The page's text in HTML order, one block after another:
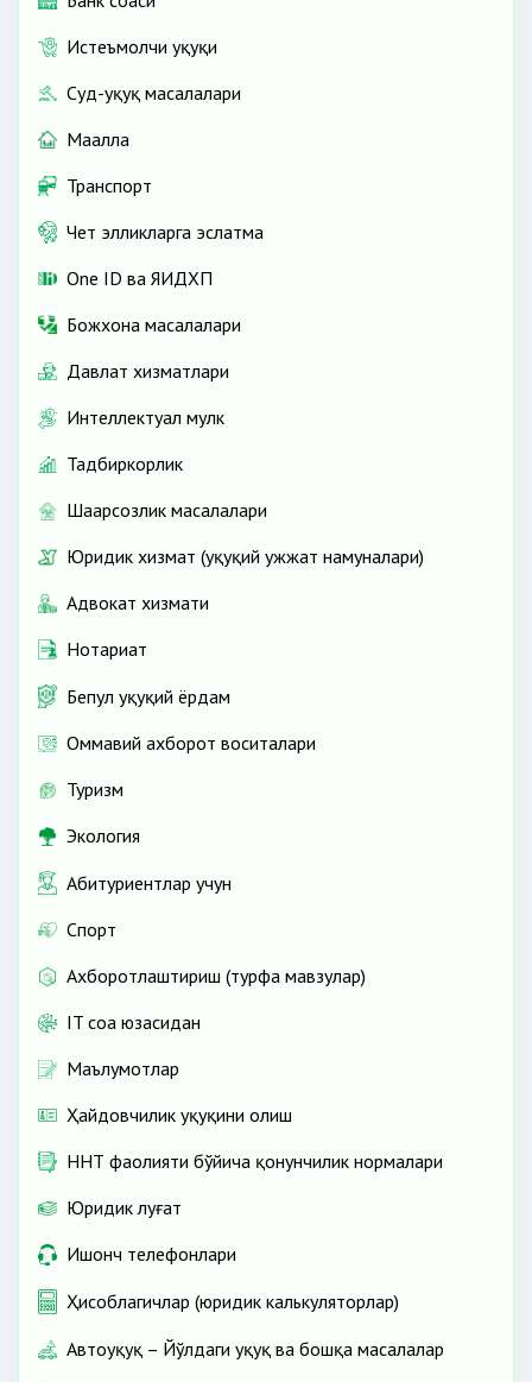
Истеъмолчи ҳуқуқи
Суд-ҳуқуқ масалалари
Маҳалла
Транспорт
Чет элликларга эслатма
One ID ва ЯИДХП
Божхона масалалари
Давлат хизматлари
Интеллектуал мулк
Тадбиркорлик
Шаҳарсозлик масалалари
Юридик хизмат (ҳуқуқий ҳужжат намуналари)
Адвокат хизмати
Нотариат
Бепул ҳуқуқий ёрдам
Оммавий ахборот воситалари
Туризм
Экология
Абитуриентлар учун
Спорт
Ахборотлаштириш (турфа мавзулар)
IT соҳа юзасидан
Маълумотлар
Ҳайдовчилик ҳуқуқини олиш
ННТ фаолияти бўйича қонунчилик нормалари
Юридик луғат
Ишонч телефонлари
Ҳисоблагичлар (юридик калькуляторлар)
Автоҳуқуқ – Йўлдаги ҳуқуқ ва бошқа масалалар